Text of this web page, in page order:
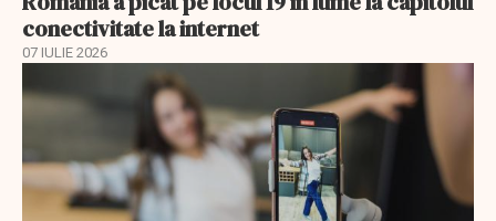
conectivitate la internet
07 IULIE 2026